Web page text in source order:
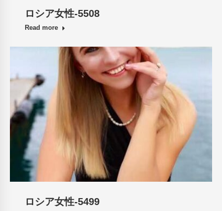
ロシア女性-5508
Read more
ロシア女性-5499